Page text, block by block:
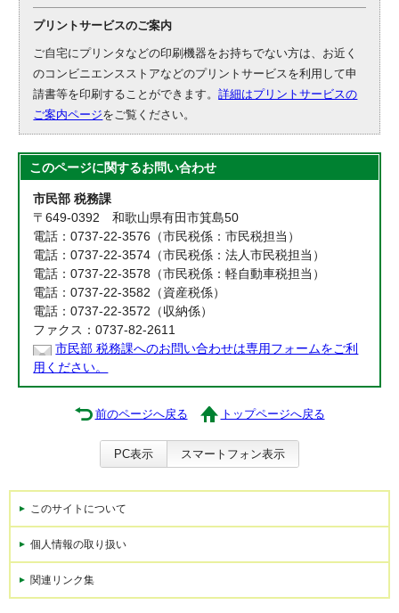
プリントサービスのご案内
ご自宅にプリンタなどの印刷機器をお持ちでない方は、お近く
のコンビニエンスストアなどのプリントサービスを利用して申
請書等を印刷することができます。詳細はプリントサービスの
ご案内ページをご覧ください。
このページに関するお問い合わせ
市民部 税務課
〒649-0392 和歌山県有田市箕島50
電話：0737-22-3576（市民税係：市民税担当）
電話：0737-22-3574（市民税係：法人市民税担当）
電話：0737-22-3578（市民税係：軽自動車税担当）
電話：0737-22-3582（資産税係）
電話：0737-22-3572（収納係）
ファクス：0737-82-2611
市民部 税務課へのお問い合わせは専用フォームをご利
用ください。
前のページへ戻る トップページへ戻る
PC表示 スマートフォン表示
このサイトについて
個人情報の取り扱い
関連リンク集